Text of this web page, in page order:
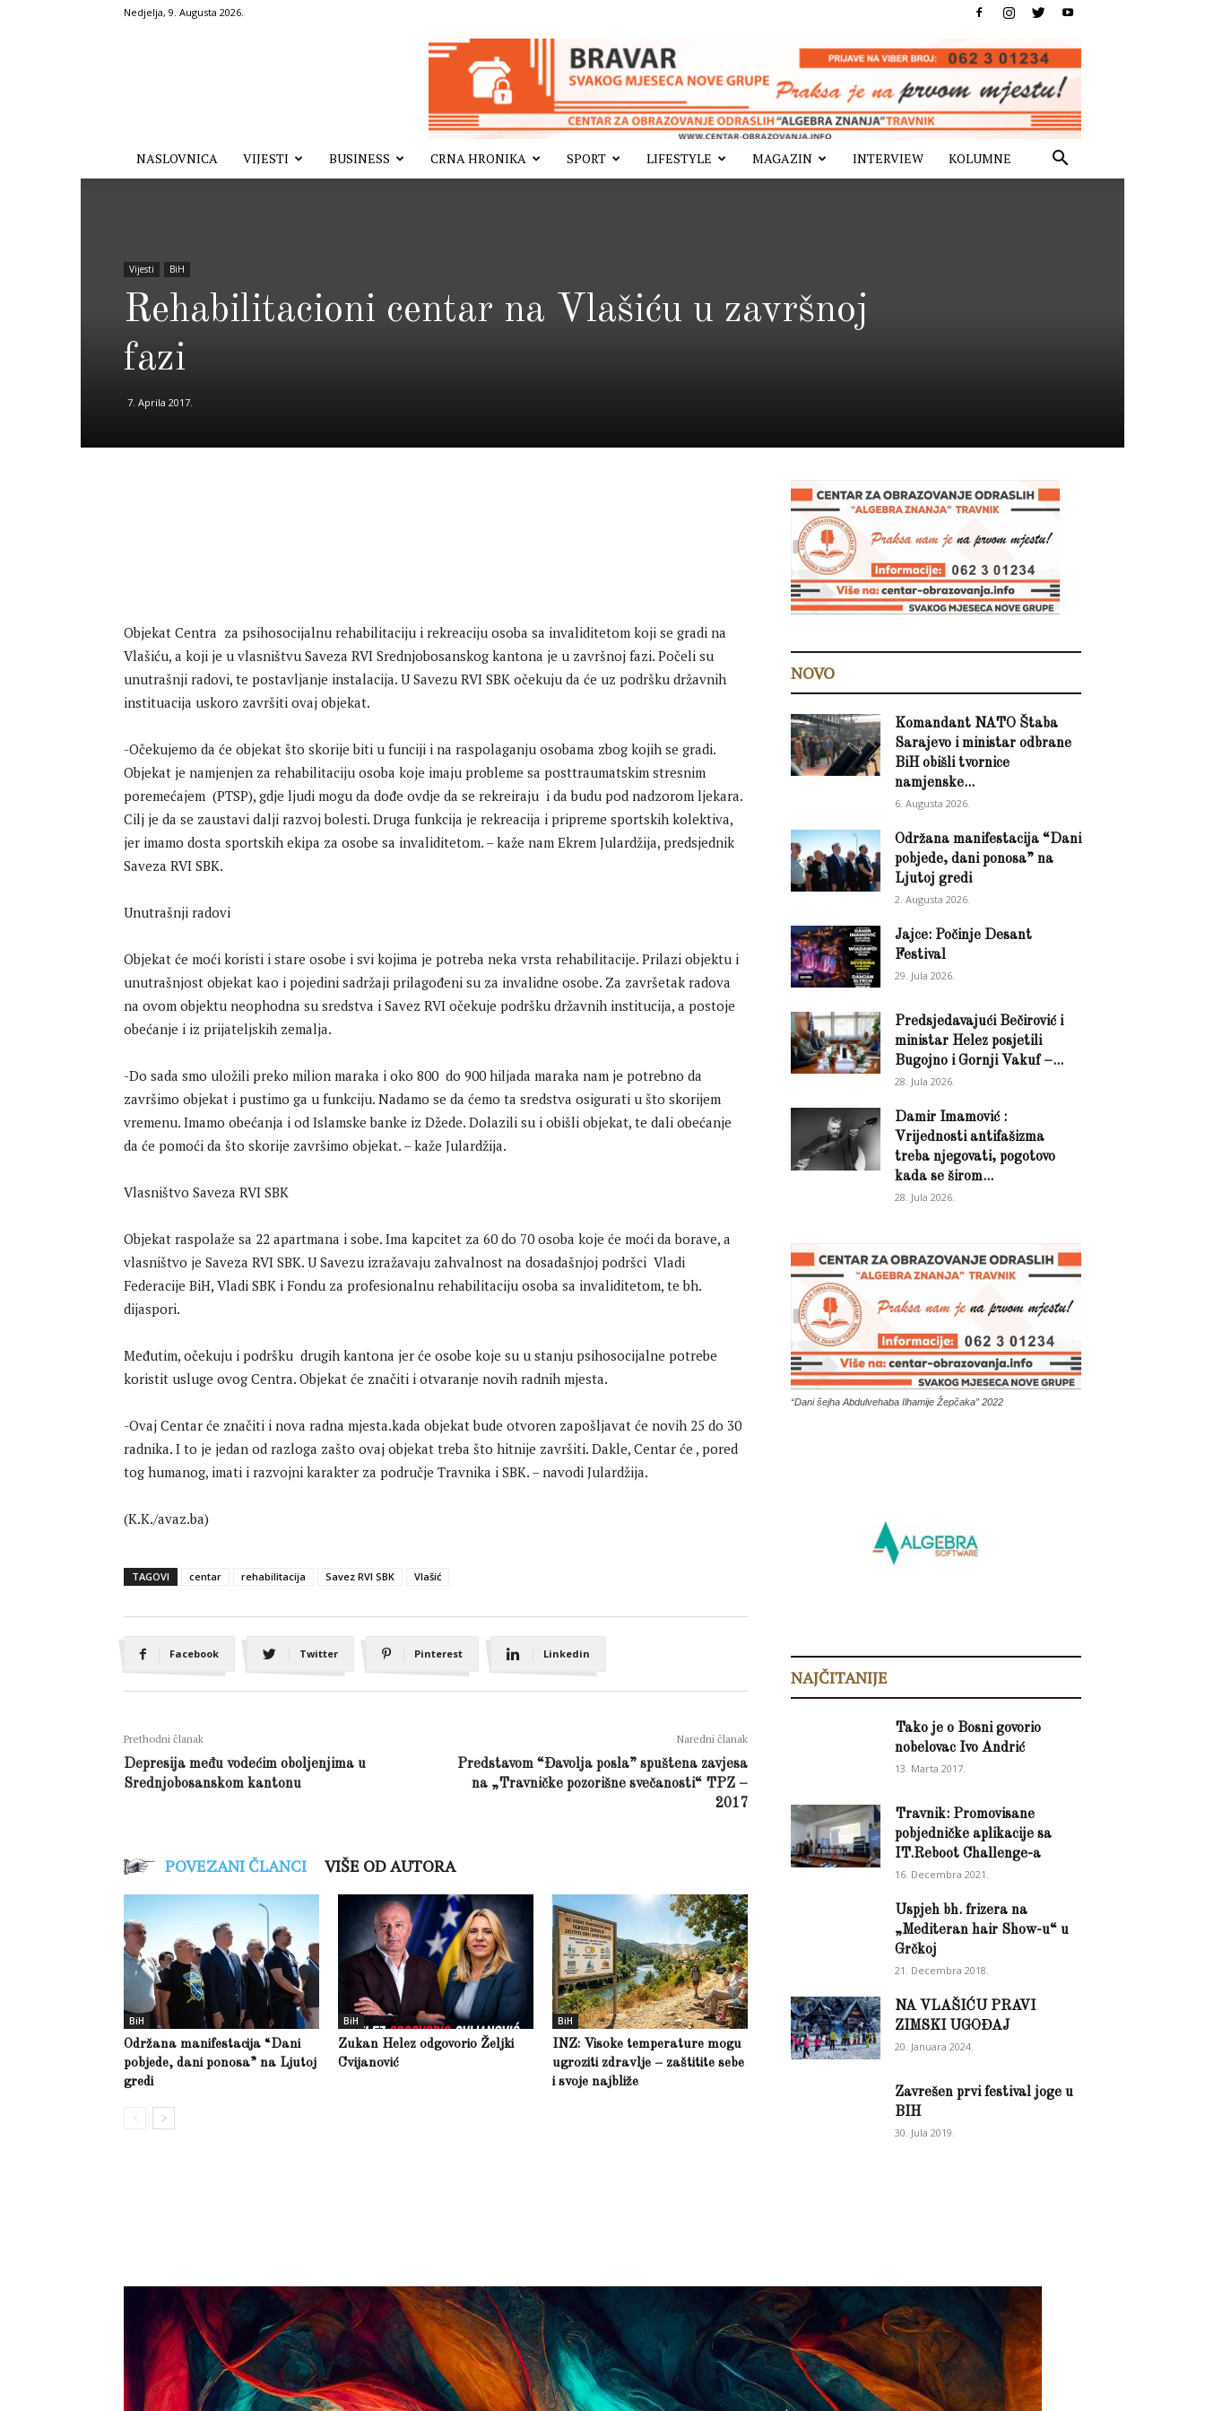
Nedjelja, 9. Augusta 2026.
NASLOVNICA VIJESTI BUSINESS CRNA HRONIKA SPORT LIFESTYLE MAGAZIN INTERVIEW KOLUMNE
Vijesti BiH
Rehabilitacioni centar na Vlašiću u završnoj
fazi
7. Aprila 2017.
Objekat Centra za psihosocijalnu rehabilitaciju i rekreaciju osoba sa invaliditetom koji se gradi na
Vlašiću, a koji je u vlasništvu Saveza RVI Srednjobosanskog kantona je u završnoj fazi. Počeli su
unutrašnji radovi, te postavljanje instalacija. U Savezu RVI SBK očekuju da će uz podršku državnih
instituacija uskoro završiti ovaj objekat.
-Očekujemo da će objekat što skorije biti u funciji i na raspolaganju osobama zbog kojih se gradi.
Objekat je namjenjen za rehabilitaciju osoba koje imaju probleme sa posttraumatskim stresnim
poremećajem (PTSP), gdje ljudi mogu da dođe ovdje da se rekreiraju i da budu pod nadzorom ljekara.
Cilj je da se zaustavi dalji razvoj bolesti. Druga funkcija je rekreacija i pripreme sportskih kolektiva,
jer imamo dosta sportskih ekipa za osobe sa invaliditetom. – kaže nam Ekrem Julardžija, predsjednik
Saveza RVI SBK.
Unutrašnji radovi
Objekat će moći koristi i stare osobe i svi kojima je potreba neka vrsta rehabilitacije. Prilazi objektu i
unutrašnjost objekat kao i pojedini sadržaji prilagođeni su za invalidne osobe. Za završetak radova
na ovom objektu neophodna su sredstva i Savez RVI očekuje podršku državnih institucija, a postoje
obećanje i iz prijateljskih zemalja.
-Do sada smo uložili preko milion maraka i oko 800 do 900 hiljada maraka nam je potrebno da
završimo objekat i pustimo ga u funkciju. Nadamo se da ćemo ta sredstva osigurati u što skorijem
vremenu. Imamo obećanja i od Islamske banke iz Džede. Dolazili su i obišli objekat, te dali obećanje
da će pomoći da što skorije završimo objekat. – kaže Julardžija.
Vlasništvo Saveza RVI SBK
Objekat raspolaže sa 22 apartmana i sobe. Ima kapcitet za 60 do 70 osoba koje će moći da borave, a
vlasništvo je Saveza RVI SBK. U Savezu izražavaju zahvalnost na dosadašnjoj podršci Vladi
Federacije BiH, Vladi SBK i Fondu za profesionalnu rehabilitaciju osoba sa invaliditetom, te bh.
dijaspori.
Međutim, očekuju i podršku drugih kantona jer će osobe koje su u stanju psihosocijalne potrebe
koristit usluge ovog Centra. Objekat će značiti i otvaranje novih radnih mjesta.
-Ovaj Centar će značiti i nova radna mjesta.kada objekat bude otvoren zapošljavat će novih 25 do 30
radnika. I to je jedan od razloga zašto ovaj objekat treba što hitnije završiti. Dakle, Centar će , pored
tog humanog, imati i razvojni karakter za područje Travnika i SBK. – navodi Julardžija.
(K.K./avaz.ba)
TAGOVI centar rehabilitacija Savez RVI SBK Vlašić
Facebook Twitter Pinterest Linkedin
Prethodni članak
Depresija među vodećim oboljenjima u
Srednjobosanskom kantonu
Naredni članak
Predstavom “Đavolja posla” spuštena zavjesa
na „Travničke pozorišne svečanosti“ TPZ –
2017
POVEZANI ČLANCI VIŠE OD AUTORA
BiH
Održana manifestacija “Dani
pobjede, dani ponosa” na Ljutoj
gredi
BiH
Zukan Helez odgovorio Željki
Cvijanović
BiH
INZ: Visoke temperature mogu
ugroziti zdravlje – zaštitite sebe
i svoje najbliže
NOVO
Komandant NATO Štaba
Sarajevo i ministar odbrane
BiH obišli tvornice
namjenske...
6. Augusta 2026.
Održana manifestacija “Dani
pobjede, dani ponosa” na
Ljutoj gredi
2. Augusta 2026.
Jajce: Počinje Desant
Festival
29. Jula 2026.
Predsjedavajući Bečirović i
ministar Helez posjetili
Bugojno i Gornji Vakuf –...
28. Jula 2026.
Damir Imamović :
Vrijednosti antifašizma
treba njegovati, pogotovo
kada se širom...
28. Jula 2026.
“Dani šejha Abdulvehaba Ilhamije Žepčaka” 2022
NAJČITANIJE
Tako je o Bosni govorio
nobelovac Ivo Andrić
13. Marta 2017.
Travnik: Promovisane
pobjedničke aplikacije sa
IT.Reboot Challenge-a
16. Decembra 2021.
Uspjeh bh. frizera na
„Mediteran hair Show-u“ u
Grčkoj
21. Decembra 2018.
NA VLAŠIĆU PRAVI
ZIMSKI UGOĐAJ
20. Januara 2024.
Zavrešen prvi festival joge u
BIH
30. Jula 2019.